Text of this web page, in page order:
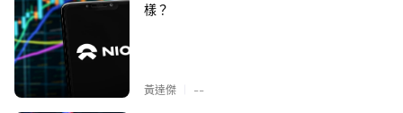
樣？
黃達傑 --